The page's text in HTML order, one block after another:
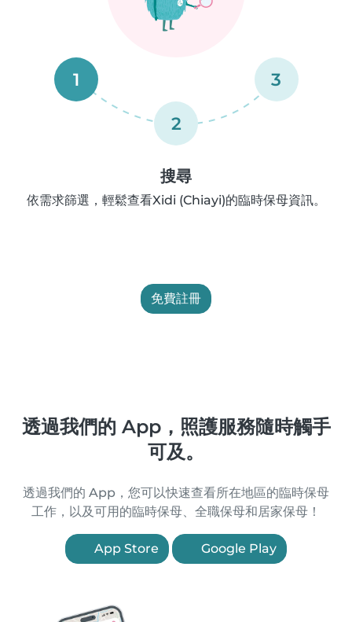
1
2
3
搜尋
依需求篩選，輕鬆查看Xidi (Chiayi)的臨時保母資訊。
免費註冊
透過我們的 App，照護服務隨時觸手
可及。
透過我們的 App，您可以快速查看所在地區的臨時保母
工作，以及可用的臨時保母、全職保母和居家保母！
App Store Google Play